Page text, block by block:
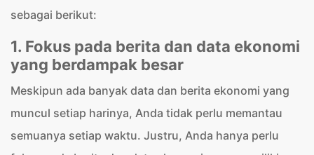
sebagai berikut:
1. Fokus pada berita dan data ekonomi
yang berdampak besar
Meskipun ada banyak data dan berita ekonomi yang
muncul setiap harinya, Anda tidak perlu memantau
semuanya setiap waktu. Justru, Anda hanya perlu